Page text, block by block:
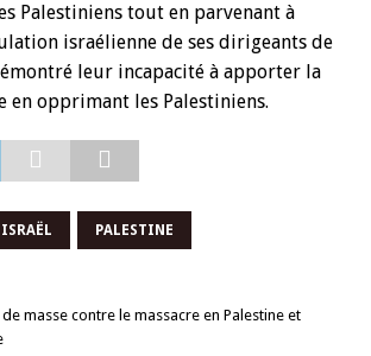
Palestiniens tout en parvenant à
israélienne de ses dirigeants de
leur incapacité à apporter la
en opprimant les Palestiniens.
ISRAËL PALESTINE
masse contre le massacre en Palestine et